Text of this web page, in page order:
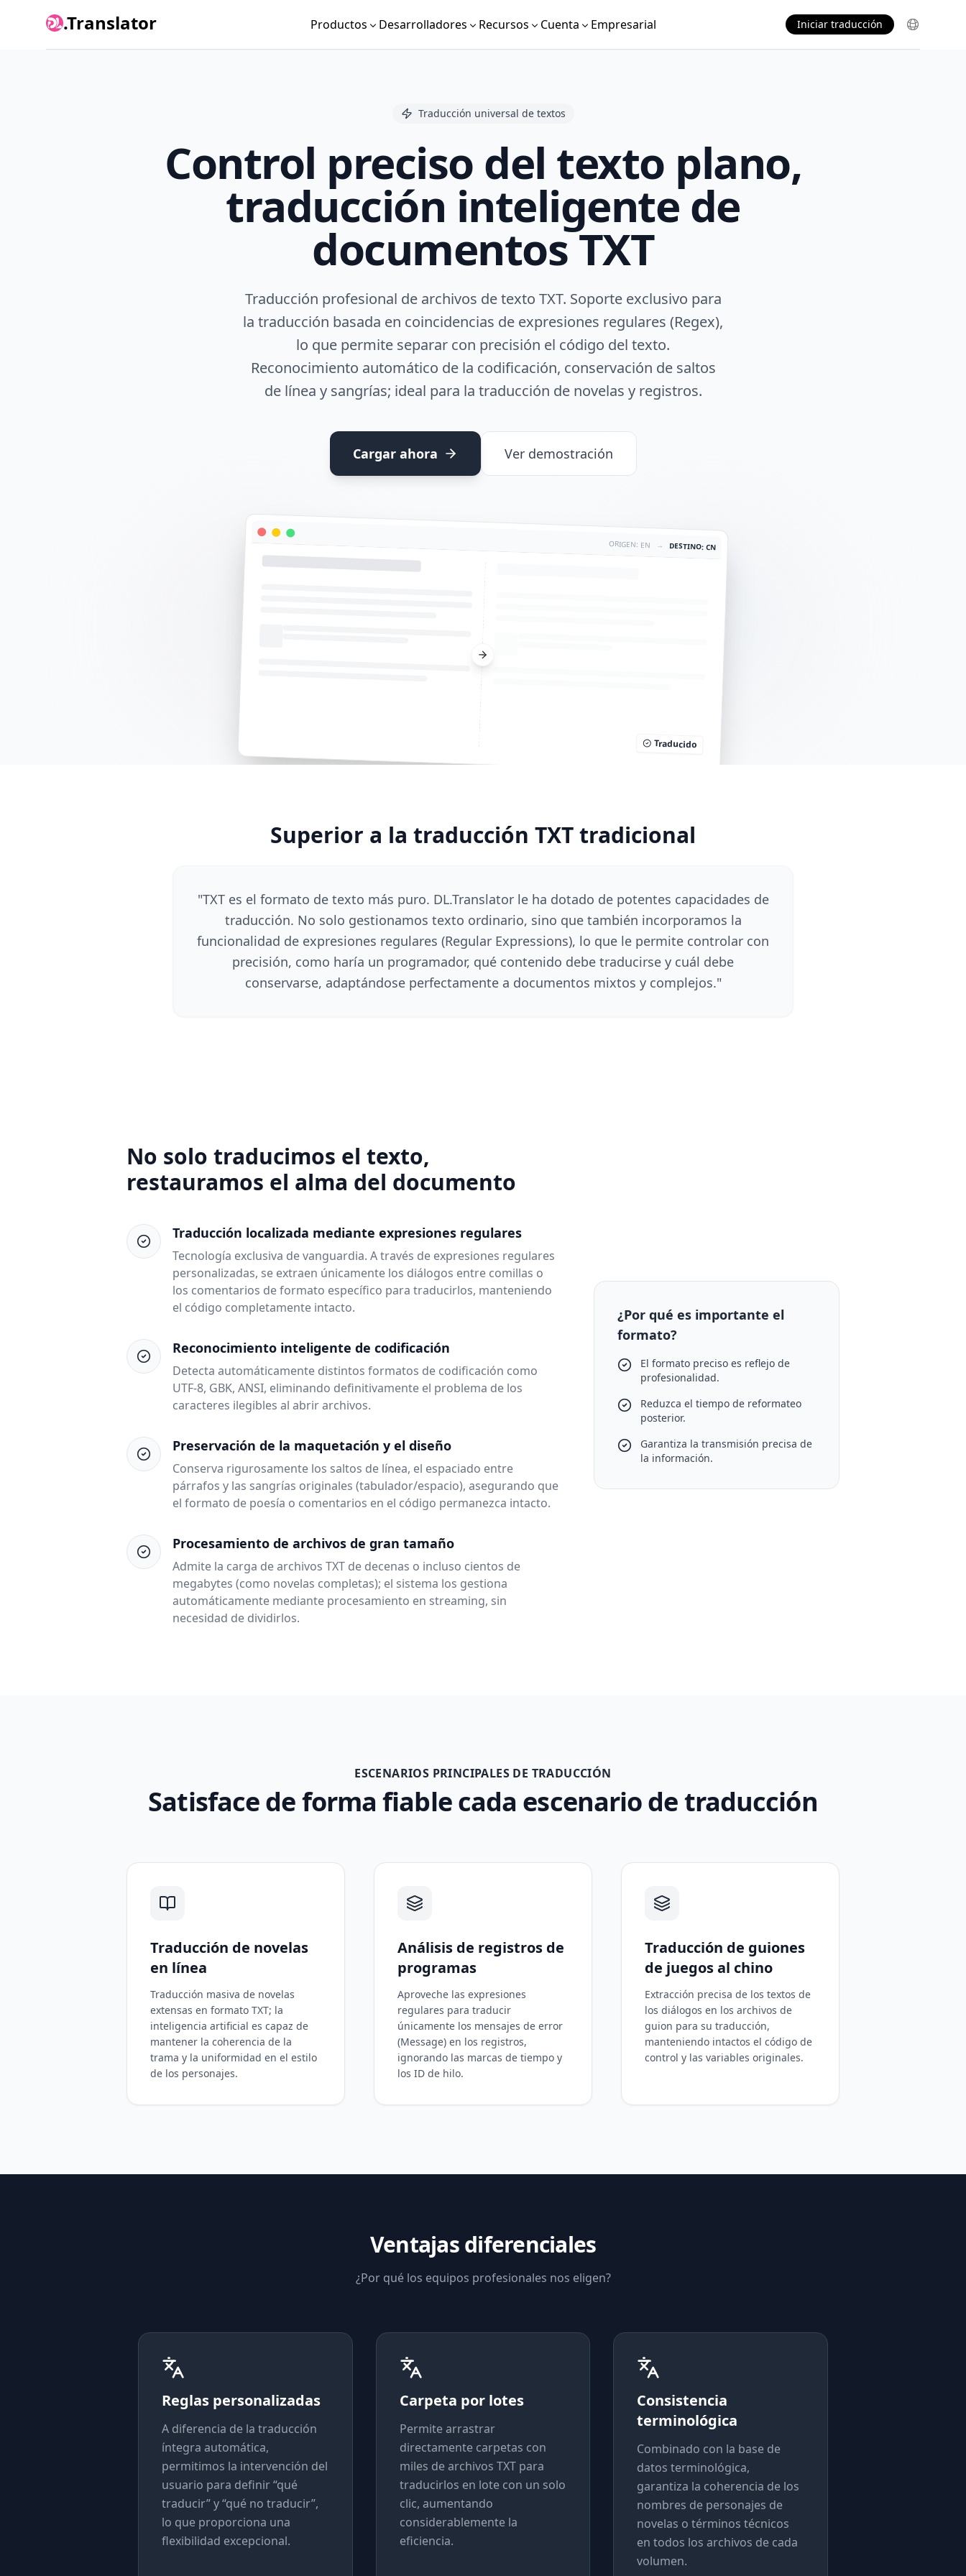
.Translator Productos Desarrolladores Recursos Cuenta Empresarial Iniciar traducción
Traducción universal de textos
Control preciso del texto plano,
traducción inteligente de
documentos TXT
Traducción profesional de archivos de texto TXT. Soporte exclusivo para
la traducción basada en coincidencias de expresiones regulares (Regex),
lo que permite separar con precisión el código del texto.
Reconocimiento automático de la codificación, conservación de saltos
de línea y sangrías; ideal para la traducción de novelas y registros.
Cargar ahora Ver demostración
ORIGEN: EN → DESTINO: CN
Traducido
Superior a la traducción TXT tradicional
"TXT es el formato de texto más puro. DL.Translator le ha dotado de potentes capacidades de
traducción. No solo gestionamos texto ordinario, sino que también incorporamos la
funcionalidad de expresiones regulares (Regular Expressions), lo que le permite controlar con
precisión, como haría un programador, qué contenido debe traducirse y cuál debe
conservarse, adaptándose perfectamente a documentos mixtos y complejos."
No solo traducimos el texto,
restauramos el alma del documento
Traducción localizada mediante expresiones regulares
Tecnología exclusiva de vanguardia. A través de expresiones regulares
personalizadas, se extraen únicamente los diálogos entre comillas o
los comentarios de formato específico para traducirlos, manteniendo
el código completamente intacto.
Reconocimiento inteligente de codificación
Detecta automáticamente distintos formatos de codificación como
UTF-8, GBK, ANSI, eliminando definitivamente el problema de los
caracteres ilegibles al abrir archivos.
Preservación de la maquetación y el diseño
Conserva rigurosamente los saltos de línea, el espaciado entre
párrafos y las sangrías originales (tabulador/espacio), asegurando que
el formato de poesía o comentarios en el código permanezca intacto.
Procesamiento de archivos de gran tamaño
Admite la carga de archivos TXT de decenas o incluso cientos de
megabytes (como novelas completas); el sistema los gestiona
automáticamente mediante procesamiento en streaming, sin
necesidad de dividirlos.
¿Por qué es importante el
formato?
El formato preciso es reflejo de
profesionalidad.
Reduzca el tiempo de reformateo
posterior.
Garantiza la transmisión precisa de
la información.
ESCENARIOS PRINCIPALES DE TRADUCCIÓN
Satisface de forma fiable cada escenario de traducción
Traducción de novelas
en línea
Traducción masiva de novelas
extensas en formato TXT; la
inteligencia artificial es capaz de
mantener la coherencia de la
trama y la uniformidad en el estilo
de los personajes.
Análisis de registros de
programas
Aproveche las expresiones
regulares para traducir
únicamente los mensajes de error
(Message) en los registros,
ignorando las marcas de tiempo y
los ID de hilo.
Traducción de guiones
de juegos al chino
Extracción precisa de los textos de
los diálogos en los archivos de
guion para su traducción,
manteniendo intactos el código de
control y las variables originales.
Ventajas diferenciales
¿Por qué los equipos profesionales nos eligen?
Reglas personalizadas
A diferencia de la traducción
íntegra automática,
permitimos la intervención del
usuario para definir “qué
traducir” y “qué no traducir”,
lo que proporciona una
flexibilidad excepcional.
Carpeta por lotes
Permite arrastrar
directamente carpetas con
miles de archivos TXT para
traducirlos en lote con un solo
clic, aumentando
considerablemente la
eficiencia.
Consistencia
terminológica
Combinado con la base de
datos terminológica,
garantiza la coherencia de los
nombres de personajes de
novelas o términos técnicos
en todos los archivos de cada
volumen.